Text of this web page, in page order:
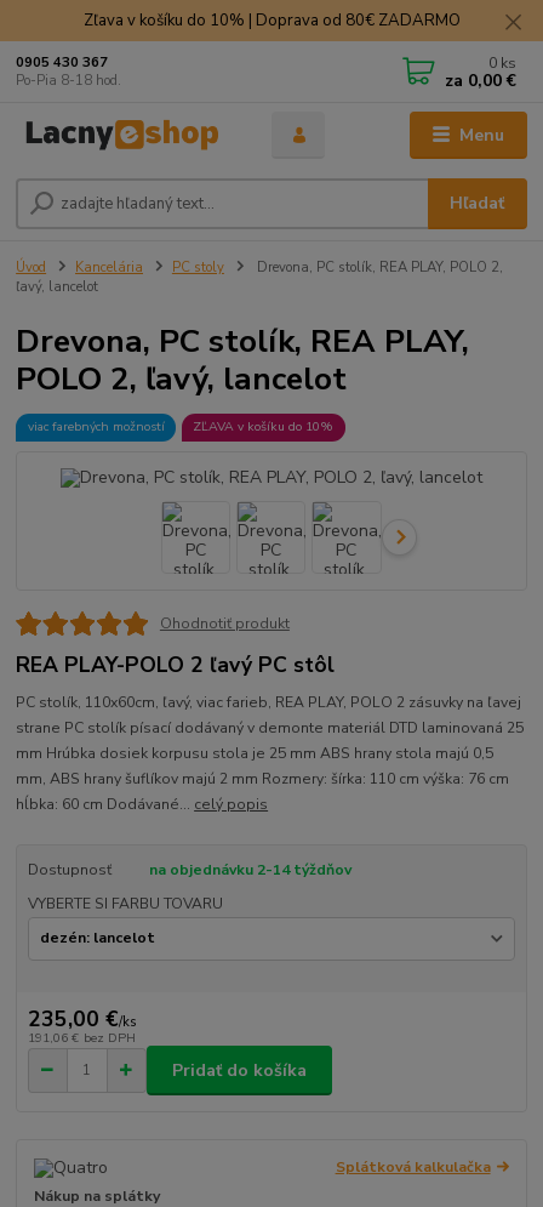
Zľava v košíku do 10% | Doprava od 80€ ZADARMO
Menu
Hľadať
0905 430 367
Po-Pia 8-18 hod.
0 ks
za 0,00 €
Úvod Kancelária PC stoly
Drevona, PC stolík, REA PLAY, POLO 2,
ľavý, lancelot
Drevona, PC stolík, REA PLAY,
POLO 2, ľavý, lancelot
viac farebných možností ZĽAVA v košíku do 10%
Ohodnotiť produkt
REA PLAY-POLO 2 ľavý PC stôl
PC stolík, 110x60cm, ľavý, viac farieb, REA PLAY, POLO 2 zásuvky na ľavej
strane PC stolík písací dodávaný v demonte materiál DTD laminovaná 25
mm Hrúbka dosiek korpusu stola je 25 mm ABS hrany stola majú 0,5
mm, ABS hrany šuflíkov majú 2 mm Rozmery: šírka: 110 cm výška: 76 cm
hĺbka: 60 cm Dodávané... celý popis
Dostupnosť
na objednávku 2-14 týždňov
VYBERTE SI FARBU TOVARU
235,00 €/ks
191,06 € bez DPH
Pridať do košíka
Splátková kalkulačka
Nákup na splátky